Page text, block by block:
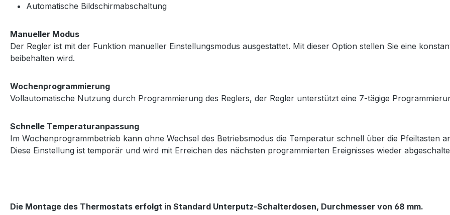
Automatische Bildschirmabschaltung
Manueller Modus
Der Regler ist mit der Funktion manueller Einstellungsmodus ausgestattet. Mit dieser Option stellen Sie eine
beibehalten wird.
Wochenprogrammierung
Vollautomatische Nutzung durch Programmierung des Reglers, der Regler unterstützt eine 7-tägige
Schnelle Temperaturanpassung
Im Wochenprogrammbetrieb kann ohne Wechsel des Betriebsmodus die Temperatur schnell über die Pfeiltasten
Diese Einstellung ist temporär und wird mit Erreichen des nächsten programmierten Ereignisses wieder
Die Montage des Thermostats erfolgt in Standard Unterputz-Schalterdosen, Durchmesser von 68 mm.